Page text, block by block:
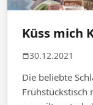
Küss mich
30.12.2021
Die beliebte
Frühstückstisch